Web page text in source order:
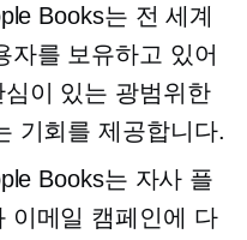
Books는 전 세계
자를 보유하고 있어
이 있는 광범위한
기회를 제공합니다.
Books는 자사 플
이메일 캠페인에 다